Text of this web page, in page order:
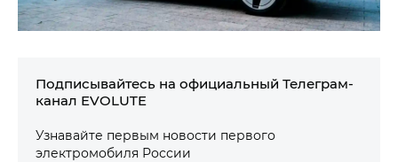
Подписывайтесь на официальный Телеграм-
канал EVOLUTE
Узнавайте первым новости первого
электромобиля России